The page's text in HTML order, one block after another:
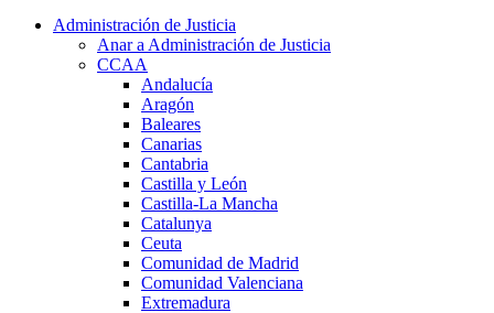
Administración de Justicia
Anar a Administración de Justicia
CCAA
Andalucía
Aragón
Baleares
Canarias
Cantabria
Castilla y León
Castilla-La Mancha
Catalunya
Ceuta
Comunidad de Madrid
Comunidad Valenciana
Extremadura